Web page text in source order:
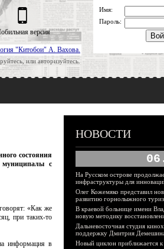
"Китобои" А. Вахова.
или авторизуйтесь.
версия
Имя:
Пароль:
состояния
муниципалы с
«Как же
при таких-то
информация в
НОВОСТИ
На Русском острове
инфраструктуры для
Олег Кожемяко представил
развитию горнолыжного
В краевой больнице имени
новую методику
Дальневосточная студия
поддержку Дмитрия
Новый циклон приближается